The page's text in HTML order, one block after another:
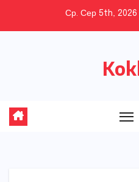
Ср. Сер 5th, 2026